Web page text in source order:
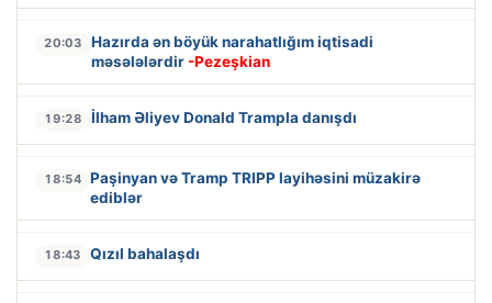
20:03
Hazırda ən böyük narahatlığım iqtisadi
məsələlərdir -Pezeşkian
19:28 İlham Əliyev Donald Trampla danışdı
18:54 Paşinyan və Tramp TRIPP layihəsini müzakirə
ediblər
18:43 Qızıl bahalaşdı